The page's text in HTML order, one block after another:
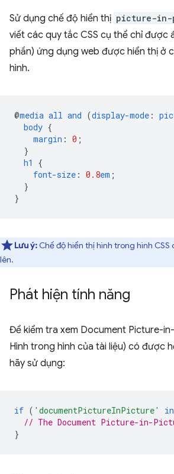
Sử dụng chế độ hiển thị picture-in-
viết các quy tắc CSS cụ thể chỉ được
phần) ứng dụng web được hiển thị ở
hình.
@media all and (display-mode :
body {
margin : 0 ;
}
h1
{
font-size : 0.8em ;
}
}
Lưu ý: Chế độ hiển thị hình trong hình
lên.
Phát hiện tính năng
Để kiểm tra xem Document Picture-
Hình trong hình của tài liệu) có được
hãy sử dụng:
if ( 'documentPictureInPicture' in
// The Document Picture-in-
}